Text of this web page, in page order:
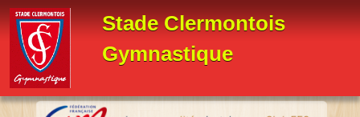
Stade Clermontois
Gymnastique
Panneau de gestion des cookies